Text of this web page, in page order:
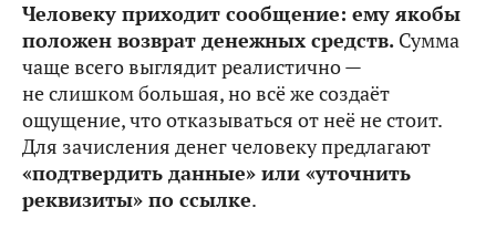
Человеку приходит сообщение: ему якобы
положен возврат денежных средств. Сумма
чаще всего выглядит реалистично —
не слишком большая, но всё же создаёт
ощущение, что отказываться от неё не стоит.
Для зачисления денег человеку предлагают
«подтвердить данные» или «уточнить
реквизиты» по ссылке.